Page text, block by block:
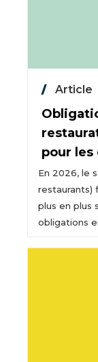
Article
pour les
En 2026, le
restaurants)
plus en plus
obligations